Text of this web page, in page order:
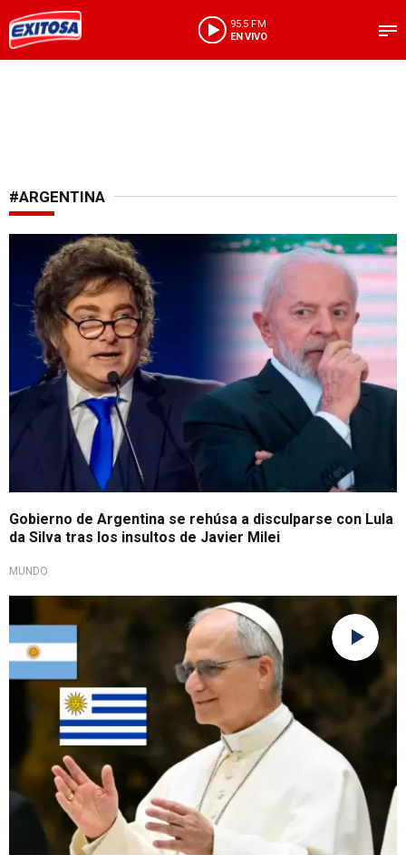
95.5 FM
EN VIVO
#ARGENTINA
Sin tregua
Gobierno de Argentina se rehúsa a disculparse con Lula
da Silva tras los insultos de Javier Milei
MUNDO
Gira sudamericana